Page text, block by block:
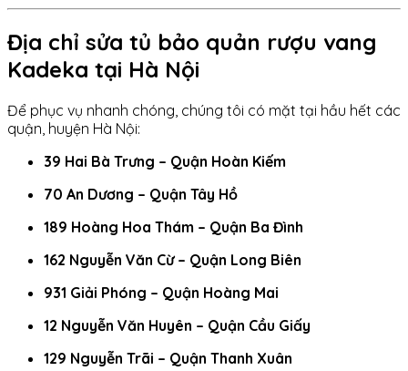
Địa chỉ sửa tủ bảo quản rượu vang
Kadeka tại Hà Nội
Để phục vụ nhanh chóng, chúng tôi có mặt tại hầu hết các
quận, huyện Hà Nội:
39 Hai Bà Trưng – Quận Hoàn Kiếm
70 An Dương – Quận Tây Hồ
189 Hoàng Hoa Thám – Quận Ba Đình
162 Nguyễn Văn Cừ – Quận Long Biên
931 Giải Phóng – Quận Hoàng Mai
12 Nguyễn Văn Huyên – Quận Cầu Giấy
129 Nguyễn Trãi – Quận Thanh Xuân